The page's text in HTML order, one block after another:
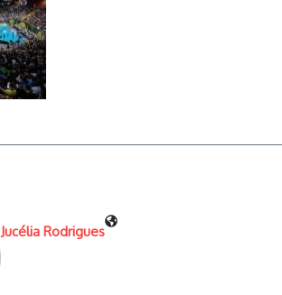
Jucélia Rodrigues